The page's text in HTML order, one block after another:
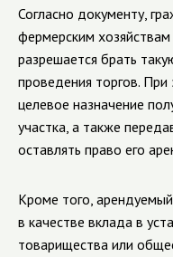
Согласно документу,
фермерским
разрешается брать
проведения торгов.
целевое назначение
участка, а также
оставлять право его
Кроме того,
в качестве вклада в
товарищества или